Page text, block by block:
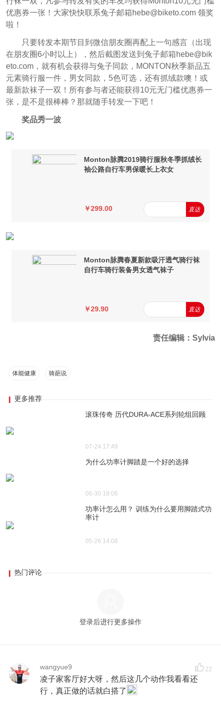
优惠券一张！大家快快联系兔子邮箱hebe@biketo.com 领奖
啦！
只要转发本期节目到微信朋友圈再配上一句感言（出现
在朋友圈6小时以上），然后截图发送到兔子邮箱hebe@bik
eto.com，就有机会获得与兔子同款，MONTON秋季新品五
元素骑行服一件，男女同款，5色可选，还有抓绒款噢！或
最新款袜子一双！所有参与者还能获得10元无门槛优惠券一
张，是不是很棒棒？那就随手转发一下吧！
奖品秀一波
Monton脉腾2019骑行服秋冬季抓绒长
袖公路自行车男保暖长上衣女
￥299.00 直达
Monton脉腾春夏新款吸汗透气骑行袜
自行车骑行装备男女透气袜子
￥29.90 直达
责任编辑：Sylvia
体能健康 骑葩说
更多推荐
滚珠传奇 历代DURA-ACE系列轮组回顾
07-24 17:49
为什么功率计脚踏是一个好的选择
06-30 18:06
功率计怎么用？ 训练为什么要用脚踏式功
率计
05-26 14:08
热门评论
登录后进行更多操作
wangyue9 22
凌子家客厅好大呀，然后这几个动作我看看还
行，真正做的话就白搭了